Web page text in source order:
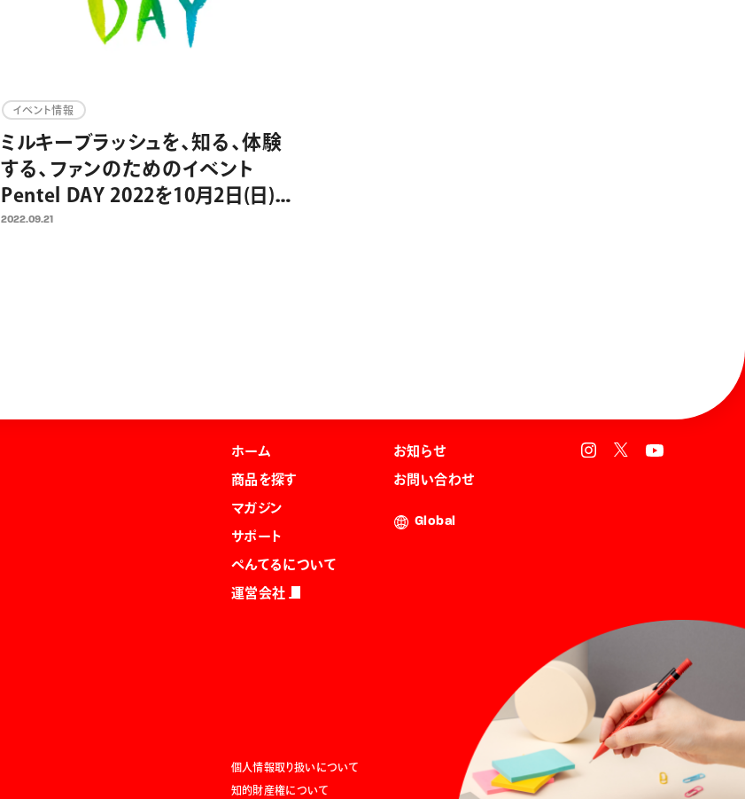
イベント情報
ミルキーブラッシュを、知る、体験
する、ファンのためのイベント
Pentel DAY 2022を10月2日(日)開
催
2022.09.21
ホーム
商品を探す
マガジン
サポート
ぺんてるについて
運営会社
お知らせ
お問い合わせ
Global
個人情報取り扱いについて
知的財産権について